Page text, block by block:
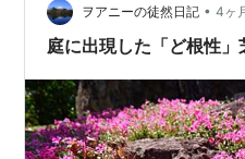
リアシショウマがつぼみを
なったら咲いてくれるだろ
ヲアニーの徒然日記 • 4ヶ
庭に出現した「ど根性」